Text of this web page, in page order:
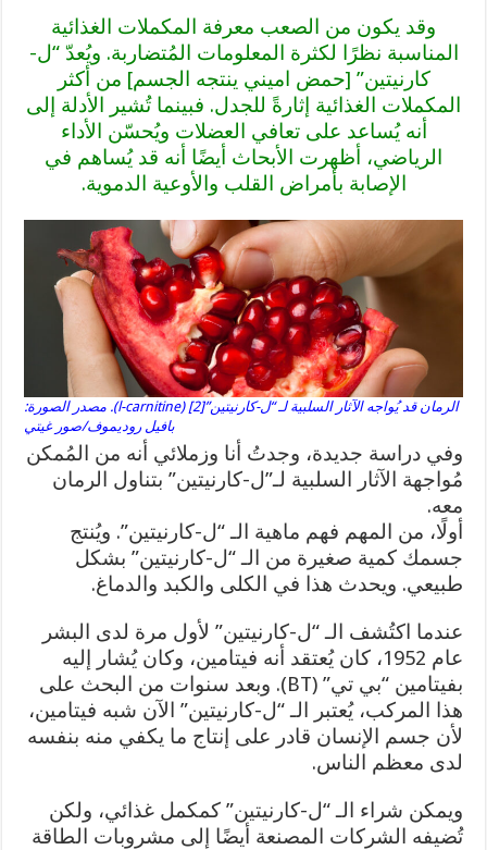
وقد يكون من الصعب معرفة المكملات الغذائية
المناسبة نظرًا لكثرة المعلومات المُتضاربة. ويُعدّ “ل-
كارنيتين” [حمض اميني ينتجه الجسم] من أكثر
المكملات الغذائية إثارةً للجدل. فبينما تُشير الأدلة إلى
أنه يُساعد على تعافي العضلات ويُحسّن الأداء
الرياضي، أظهرت الأبحاث أيضًا أنه قد يُساهم في
الإصابة بأمراض القلب والأوعية الدموية.
الرمان قد يُواجه الآثار السلبية لـ “ل-كارنيتين”[2] (l-carnitine). مصدر الصورة:
بافيل روديموف/صور غيتي
وفي دراسة جديدة، وجدتُ أنا وزملائي أنه من المُمكن
مُواجهة الآثار السلبية لـ”ل-كارنيتين” بتناول الرمان
معه.
أولًا، من المهم فهم ماهية الـ “ل-كارنيتين”. ويُنتج
جسمك كمية صغيرة من الـ “ل-كارنيتين” بشكل
طبيعي. ويحدث هذا في الكلى والكبد والدماغ.
عندما اكتُشف الـ “ل-كارنيتين” لأول مرة لدى البشر
عام 1952، كان يُعتقد أنه فيتامين، وكان يُشار إليه
بفيتامين “بي تي” (BT). وبعد سنوات من البحث على
هذا المركب، يُعتبر الـ “ل-كارنيتين” الآن شبه فيتامين،
لأن جسم الإنسان قادر على إنتاج ما يكفي منه بنفسه
لدى معظم الناس.
ويمكن شراء الـ “ل-كارنيتين” كمكمل غذائي، ولكن
تُضيفه الشركات المصنعة أيضًا إلى مشروبات الطاقة